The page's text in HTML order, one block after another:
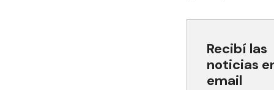
Recibí las
noticias
email